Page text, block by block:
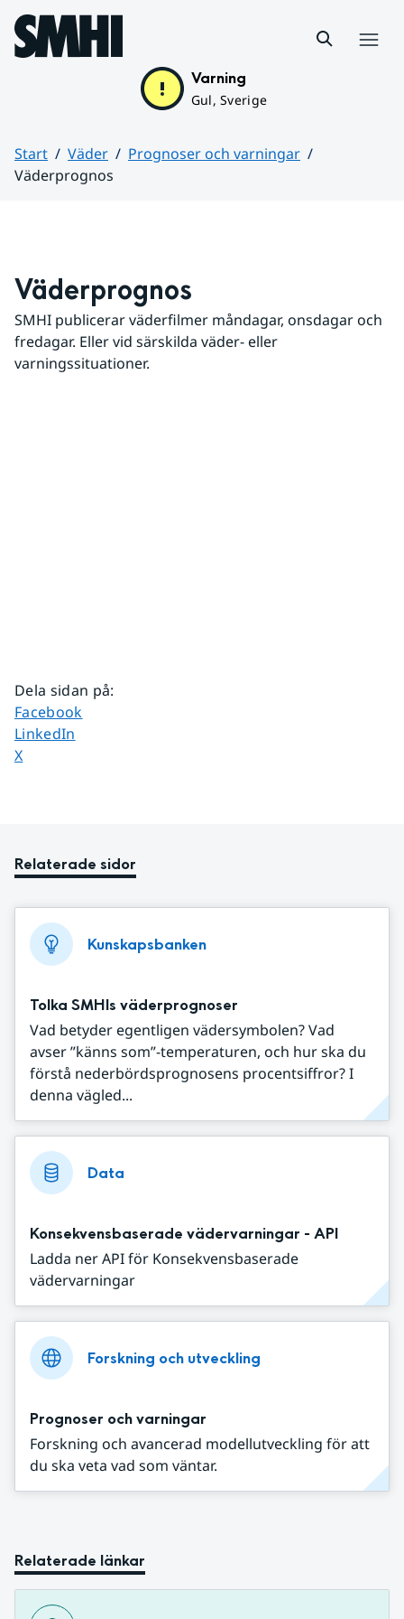
Hoppa till sidans innehåll
Varning
Gul, Sverige
Start Väder
Prognoser och varningar
Väderprognos
Väderprognos
SMHI publicerar väderfilmer måndagar, onsdagar och
fredagar. Eller vid särskilda väder- eller
varningssituationer.
Dela sidan på:
Dela sidan på
Facebook
Dela sidan på
LinkedIn
Dela sidan på
X
Relaterade sidor
Kunskapsbanken
Tolka SMHIs väderprognoser
Vad betyder egentligen vädersymbolen? Vad
avser ”känns som”-temperaturen, och hur ska du
förstå nederbördsprognosens procentsiffror? I
denna vägled...
Data
Konsekvensbaserade vädervarningar - API
Ladda ner API för Konsekvensbaserade
vädervarningar
Forskning och utveckling
Prognoser och varningar
Forskning och avancerad modellutveckling för att
du ska veta vad som väntar.
Relaterade länkar